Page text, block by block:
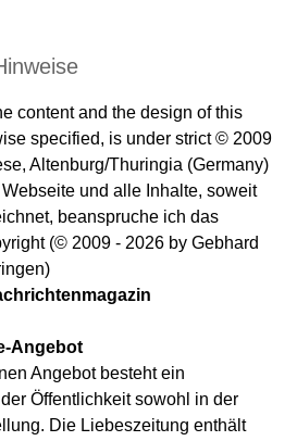
content and the design of this
specified, is under strict © 2009
Altenburg/Thuringia (Germany)
und alle Inhalte, soweit
beanspruche ich das
(© 2009 - 2026 by Gebhard
Angebot
Angebot besteht ein
Öffentlichkeit sowohl in der
Die Liebeszeitung enthält